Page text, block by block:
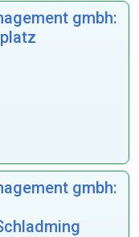
gmbh:
gmbh: